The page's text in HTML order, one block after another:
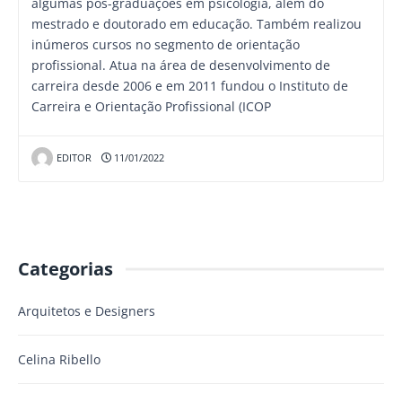
mestrado e doutorado em educação. Também realizou
inúmeros cursos no segmento de orientação
profissional. Atua na área de desenvolvimento de
carreira desde 2006 e em 2011 fundou o Instituto de
Carreira e Orientação Profissional (ICOP
EDITOR 11/01/2022
Categorias
Arquitetos e Designers
Celina Ribello